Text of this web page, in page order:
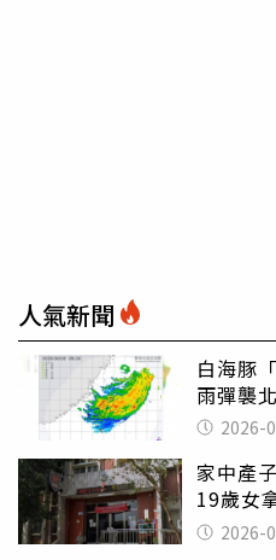
人氣新聞
白海豚
雨彈襲
大還不
2026-
家中產
19歲女
案 2026-